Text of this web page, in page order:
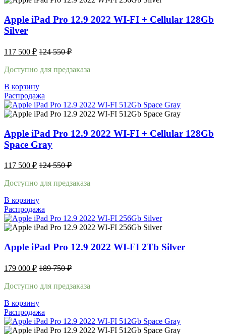
Apple iPad Pro 12.9 2022 WI-FI + Cellular 128Gb
Silver
117 500 ₽ 124 550₽
Доступно для предзаказа
В корзину
Распродажа
Apple iPad Pro 12.9 2022 WI-FI + Cellular 128Gb
Space Gray
117 500 ₽ 124 550₽
Доступно для предзаказа
В корзину
Распродажа
Apple iPad Pro 12.9 2022 WI-FI 2Tb Silver
179 000 ₽ 189 750₽
Доступно для предзаказа
В корзину
Распродажа